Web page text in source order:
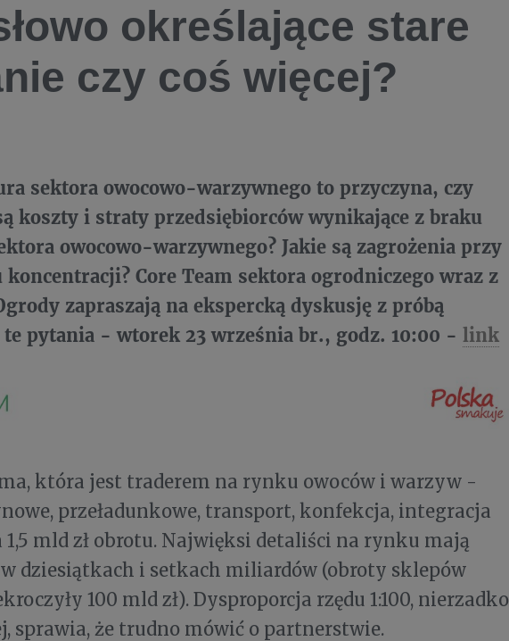
określające stare
czy coś więcej?
sektora owocowo-warzywnego to przyczyna, czy
koszty i straty przedsiębiorców wynikające z braku
owocowo-warzywnego? Jakie są zagrożenia przy
koncentracji? Core Team sektora ogrodniczego wraz z
zapraszają na ekspercką dyskusję z próbą
pytania - wtorek 23 września br., godz. 10:00 - link
która jest traderem na rynku owoców i warzyw -
przeładunkowe, transport, konfekcja, integracja
mld zł obrotu. Najwięksi detaliści na rynku mają
dziesiątkach i setkach miliardów (obroty sklepów
100 mld zł). Dysproporcja rzędu 1:100, nierzadko
sprawia, że trudno mówić o partnerstwie.